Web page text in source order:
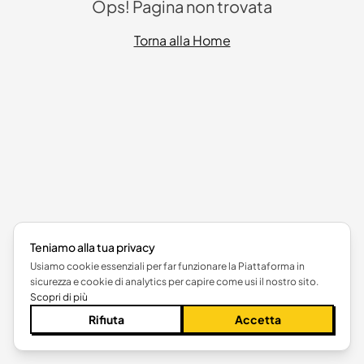
Ops! Pagina non trovata
Torna alla Home
Teniamo alla tua privacy
Usiamo cookie essenziali per far funzionare la Piattaforma in
sicurezza e cookie di analytics per capire come usi il nostro sito.
Scopri di più
Rifiuta Accetta